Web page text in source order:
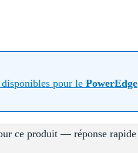
disponibles pour lePowerEdge
ce produit — réponse rapide